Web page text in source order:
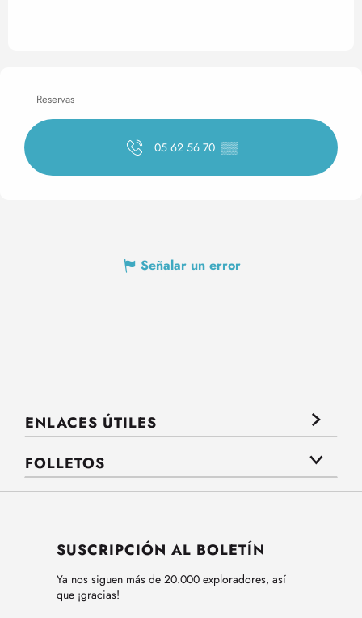
Reservas
05 62 56 70 ▒▒
Señalar un error
ENLACES ÚTILES
FOLLETOS
SUSCRIPCIÓN AL BOLETÍN
Ya nos siguen más de 20.000 exploradores, así
que ¡gracias!